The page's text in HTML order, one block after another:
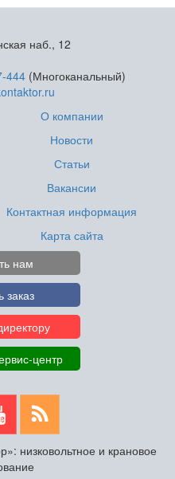
наб., 12
444(Многоканальный)
О компании
Новости
Статьи
Вакансии
Контактная информация
Карта сайта
нам
заказ
центр
низковольтное и крановое